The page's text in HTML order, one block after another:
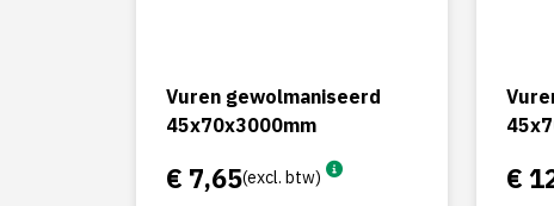
Vuren gewolmaniseerd
45x70x3000mm
€ 7,65(excl. btw) €